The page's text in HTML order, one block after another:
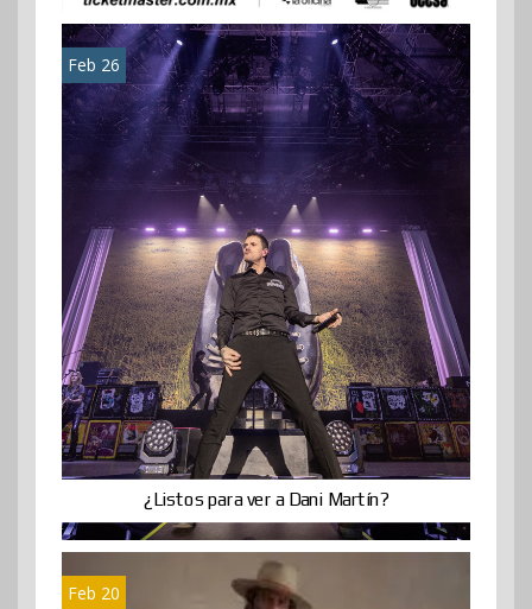
Feb 26
¿Listos para ver a Dani Martín?
Feb 20